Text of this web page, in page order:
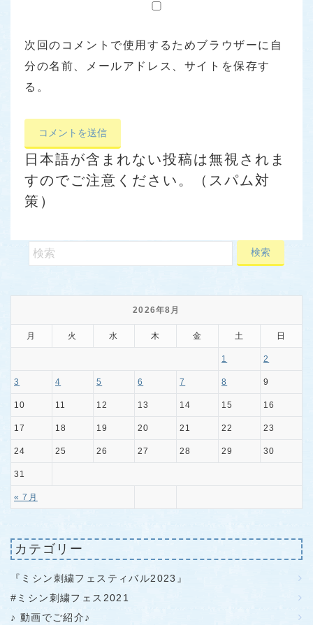
次回のコメントで使用するためブラウザーに自
分の名前、メールアドレス、サイトを保存す
る。
日本語が含まれない投稿は無視されま
すのでご注意ください。（スパム対
策）
2026年8月
月 火 水 木 金 土 日
« 7月
1 2
3 4 5 6 7 8 9
10 11 12 13 14 15 16
17 18 19 20 21 22 23
24 25 26 27 28 29 30
31
カテゴリー
『ミシン刺繍フェスティバル2023』
#ミシン刺繍フェス2021
♪ 動画でご紹介♪